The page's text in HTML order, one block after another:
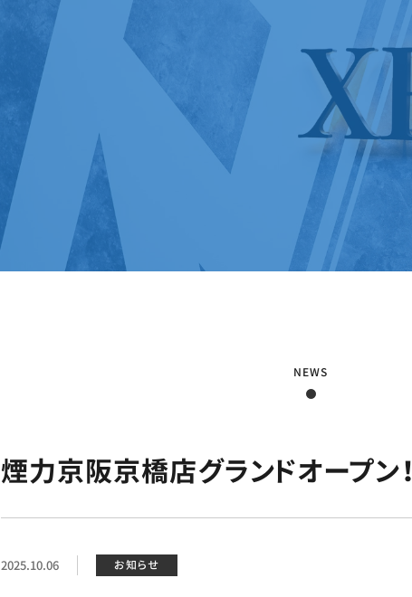
煙力京阪京橋店グランドオープン！
NEWS
2025.10.06 お知らせ